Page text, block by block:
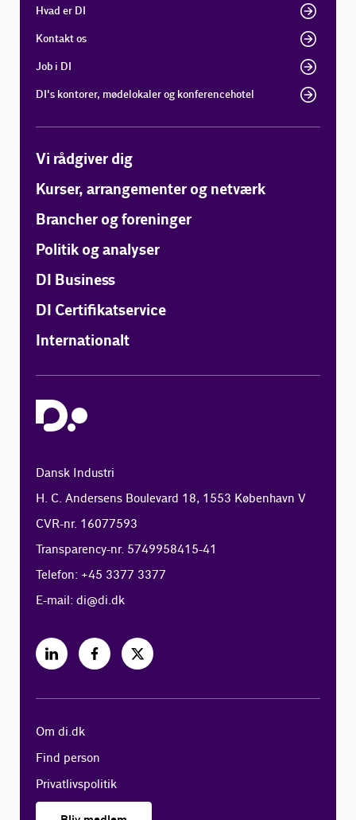
Hvad er DI
Kontakt os
Job i DI
DI's kontorer, mødelokaler og konferencehotel
Vi rådgiver dig
Kurser, arrangementer og netværk
Brancher og foreninger
Politik og analyser
DI Business
DI Certifikatservice
Internationalt
Dansk Industri
H. C. Andersens Boulevard 18, 1553 København V
CVR-nr. 16077593
Transparency-nr. 5749958415-41
Telefon: +45 3377 3377
E-mail:di@di.dk
Om di.dk
Find person
Privatlivspolitik